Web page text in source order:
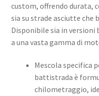
custom, offrendo durata,
sia su strade asciutte che
Disponibile sia in versioni
a una vasta gamma di
Mescola specifica
battistrada è
chilometraggio,